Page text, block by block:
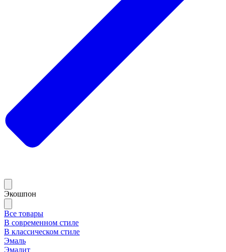
Экошпон
Все товары
В современном стиле
В классическом стиле
Эмаль
Эмалит